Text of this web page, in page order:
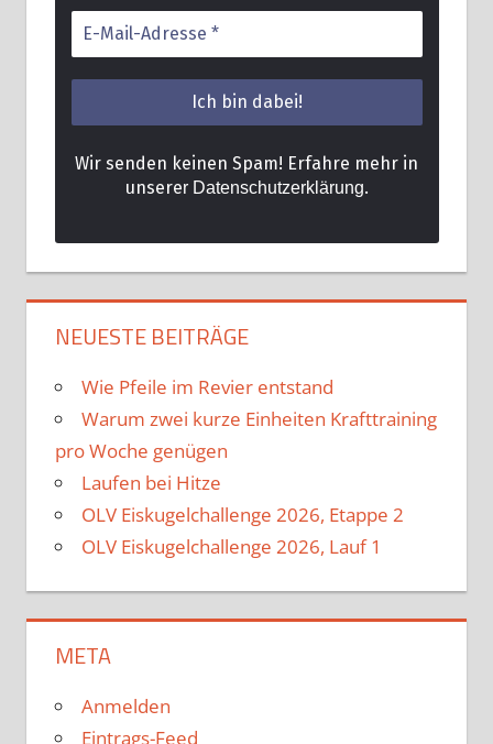
Wir senden keinen Spam! Erfahre mehr in
unserer Datenschutzerklärung.
NEUESTE BEITRÄGE
Wie Pfeile im Revier entstand
Warum zwei kurze Einheiten Krafttraining
pro Woche genügen
Laufen bei Hitze
OLV Eiskugelchallenge 2026, Etappe 2
OLV Eiskugelchallenge 2026, Lauf 1
META
Anmelden
Eintrags-Feed